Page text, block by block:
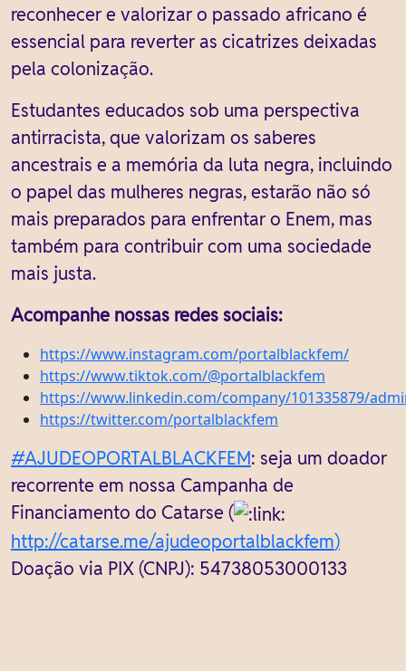
reconhecer e valorizar o passado africano é
essencial para reverter as cicatrizes deixadas
pela colonização.
Estudantes educados sob uma perspectiva
antirracista, que valorizam os saberes
ancestrais e a memória da luta negra, incluindo
o papel das mulheres negras, estarão não só
mais preparados para enfrentar o Enem, mas
também para contribuir com uma sociedade
mais justa.
Acompanhe nossas redes sociais:
https://www.instagram.com/portalblackfem/
https://www.tiktok.com/@portalblackfem
https://www.linkedin.com/company/101335879/
https://twitter.com/portalblackfem
#AJUDEOPORTALBLACKFEM: seja um doador
recorrente em nossa Campanha de
Financiamento do Catarse (
http://catarse.me/ajudeoportalblackfem)
Doação via PIX (CNPJ): 54738053000133